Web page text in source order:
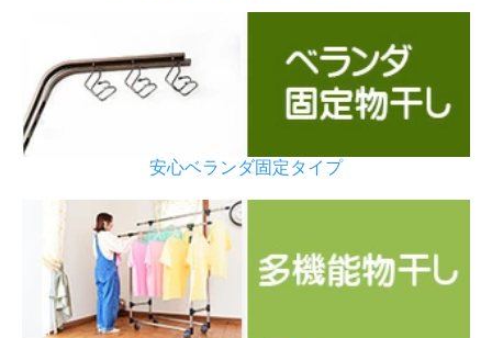
安心ベランダ固定タイプ